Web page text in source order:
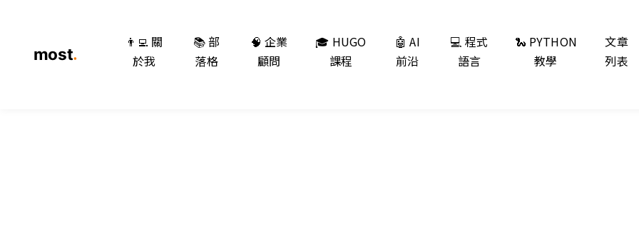
👨‍💻 關
於我
📚 部
落格
🧠 企業
顧問
🎓 HUGO
課程
🤖 AI
前沿
💻 程式
語言
🐍 PYTHON
教學
文章
列表